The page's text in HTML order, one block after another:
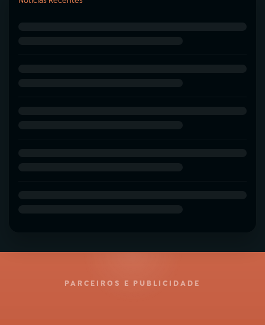
PARCEIROS E PUBLICIDADE